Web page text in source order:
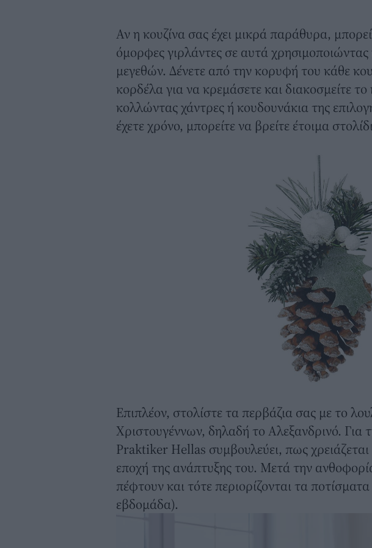
Αν η κουζίνα σας έχει μικρά παράθυρα,
όμορφες γιρλάντες σε αυτά
μεγεθών. Δένετε από την κορυφή του κάθε
κορδέλα για να κρεμάσετε και διακοσμείτε
κολλώντας χάντρες ή κουδουνάκια της
έχετε χρόνο, μπορείτε να βρείτε έτοιμα
Επιπλέον, στολίστε τα περβάζια σας με το
Χριστουγέννων, δηλαδή το Αλεξανδρινό. Για
Praktiker Hellas συμβουλεύει, πως
εποχή της ανάπτυξης του. Μετά την
πέφτουν και τότε περιορίζονται τα
εβδομάδα).